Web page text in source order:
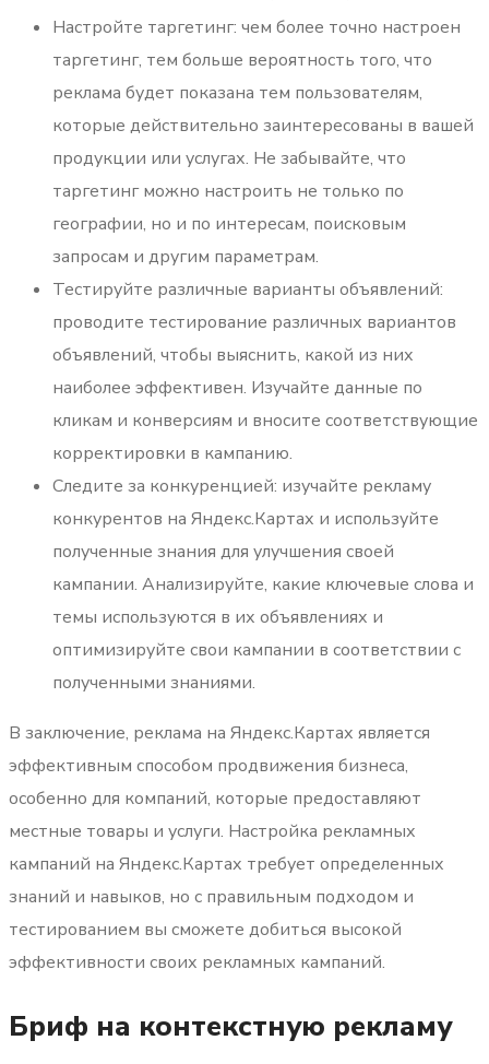
Настройте таргетинг: чем более точно настроен
таргетинг, тем больше вероятность того, что
реклама будет показана тем пользователям,
которые действительно заинтересованы в вашей
продукции или услугах. Не забывайте, что
таргетинг можно настроить не только по
географии, но и по интересам, поисковым
запросам и другим параметрам.
Тестируйте различные варианты объявлений:
проводите тестирование различных вариантов
объявлений, чтобы выяснить, какой из них
наиболее эффективен. Изучайте данные по
кликам и конверсиям и вносите соответствующие
корректировки в кампанию.
Следите за конкуренцией: изучайте рекламу
конкурентов на Яндекс.Картах и используйте
полученные знания для улучшения своей
кампании. Анализируйте, какие ключевые слова и
темы используются в их объявлениях и
оптимизируйте свои кампании в соответствии с
полученными знаниями.
В заключение, реклама на Яндекс.Картах является
эффективным способом продвижения бизнеса,
особенно для компаний, которые предоставляют
местные товары и услуги. Настройка рекламных
кампаний на Яндекс.Картах требует определенных
знаний и навыков, но с правильным подходом и
тестированием вы сможете добиться высокой
эффективности своих рекламных кампаний.
Бриф на контекстную рекламу